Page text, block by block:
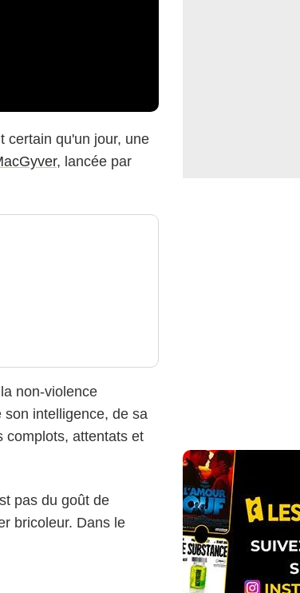
certain qu'un jour, une
, lancée par
non-violence
intelligence, de sa
complots, attentats et
pas du goût de
bricoleur. Dans le